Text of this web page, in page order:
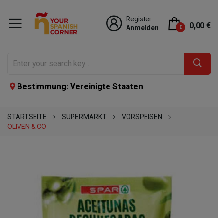
Register
Anmelden
0 0,00 €
Bestimmung: Vereinigte Staaten
STARTSEITE SUPERMARKT
VORSPEISEN
OLIVEN & CO